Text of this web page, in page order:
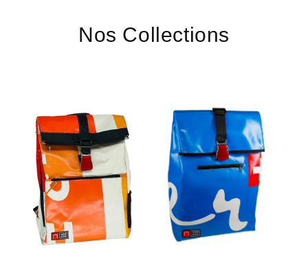
Nos Collections